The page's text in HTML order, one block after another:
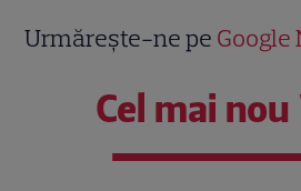
Urmărește-ne pe Google
Cel mai nou